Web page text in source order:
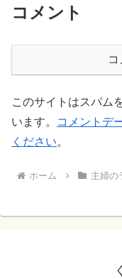
コメント
このサイトはスパム
います。
コメントデ
ください。
ホーム 主婦の